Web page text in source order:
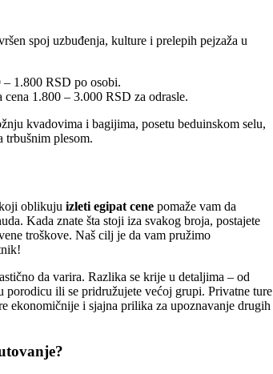
spoj uzbuđenja, kulture i prelepih pejzaža u
– 1.800 RSD po osobi.
cena 1.800 – 3.000 RSD za odrasle.
kvadovima i bagijima, posetu beduinskom selu,
trbušnim plesom.
oblikuju izleti egipat cene pomaže vam da
Kada znate šta stoji iza svakog broja, postajete
troškove. Naš cilj je da vam pružimo
da varira. Razlika se krije u detaljima – od
porodicu ili se pridružujete većoj grupi. Privatne ture
ekonomičnije i sjajna prilika za upoznavanje drugih